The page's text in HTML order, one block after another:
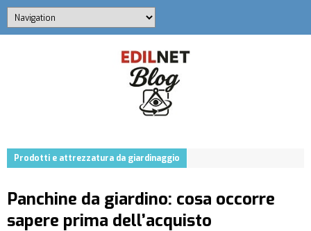
Prodotti e attrezzatura da giardinaggio
Panchine da giardino: cosa occorre
sapere prima dell’acquisto